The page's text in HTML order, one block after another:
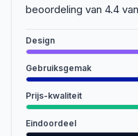
beoordeling van 4.4
Design
Gebruiksgemak
Prijs-kwaliteit
Eindoordeel